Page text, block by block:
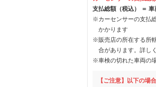
支払総額（税込） ＝
※カーセンサーの支払
かかります
※販売店の所在する所
合があります。詳し
※車検の切れた車両の
【ご注意】以下の場